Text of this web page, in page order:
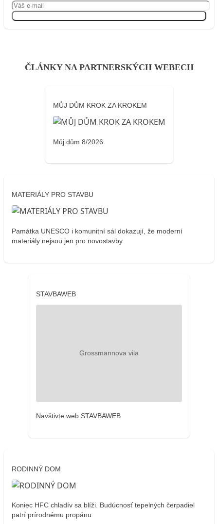
ČLÁNKY NA PARTNERSKÝCH WEBECH
MŮJ DŮM KROK ZA KROKEM
Můj dům 8/2026
MATERIÁLY PRO STAVBU
Památka UNESCO i komunitní sál dokazují, že moderní
materiály nejsou jen pro novostavby
STAVBAWEB
Navštivte web STAVBAWEB
RODINNÝ DOM
Koniec HFC chladív sa blíži. Budúcnosť tepelných čerpadiel
patrí prírodnému propánu